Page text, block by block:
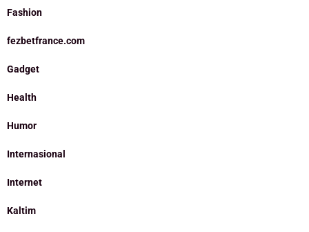
Fashion
fezbetfrance.com
Gadget
Health
Humor
Internasional
Internet
Kaltim